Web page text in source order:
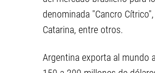
denominada "Cancro
Catarina, entre otros.
Argentina exporta al mundo